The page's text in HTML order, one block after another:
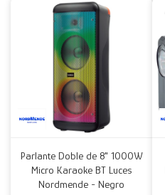
Parlante Doble de 8" 1000W
Micro Karaoke BT Luces
Nordmende - Negro